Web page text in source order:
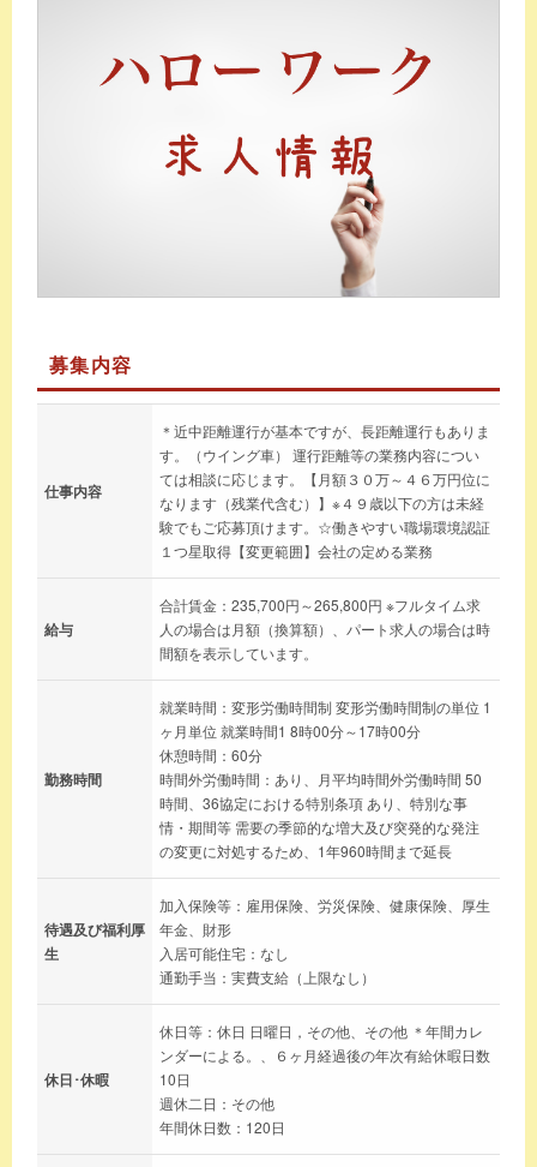
募集内容
仕事内容
＊近中距離運行が基本ですが、長距離運行もありま
す。（ウイング車） 運行距離等の業務内容につい
ては相談に応じます。【月額３０万～４６万円位に
なります（残業代含む）】※４９歳以下の方は未経
験でもご応募頂けます。☆働きやすい職場環境認証
１つ星取得【変更範囲】会社の定める業務
給与
合計賃金：235,700円～265,800円 ※フルタイム求
人の場合は月額（換算額）、パート求人の場合は時
間額を表示しています。
勤務時間
就業時間：変形労働時間制 変形労働時間制の単位 1
ヶ月単位 就業時間1 8時00分～17時00分
休憩時間：60分
時間外労働時間：あり、月平均時間外労働時間 50
時間、36協定における特別条項 あり、特別な事
情・期間等 需要の季節的な増大及び突発的な発注
の変更に対処するため、1年960時間まで延長
待遇及び福利厚
生
加入保険等：雇用保険、労災保険、健康保険、厚生
年金、財形
入居可能住宅：なし
通勤手当：実費支給（上限なし）
休日･休暇
休日等：休日 日曜日，その他、その他 ＊年間カレ
ンダーによる。、６ヶ月経過後の年次有給休暇日数
10日
週休二日：その他
年間休日数：120日